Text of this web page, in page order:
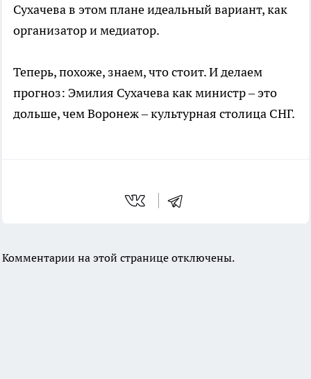
Сухачева в этом плане идеальный вариант, как
организатор и медиатор.
Теперь, похоже, знаем, что стоит. И делаем
прогноз: Эмилия Сухачева как министр – это
дольше, чем Воронеж – культурная столица СНГ.
Комментарии на этой странице отключены.